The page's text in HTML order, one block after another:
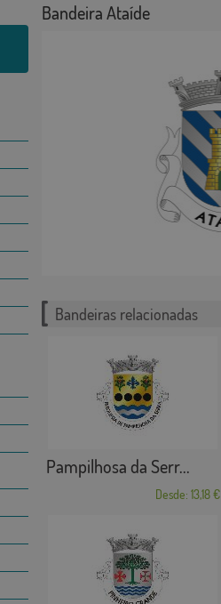
Bandeira Ataíde
Bandeiras relacionadas
Pampilhosa da Serr...
Desde: 13,18 €